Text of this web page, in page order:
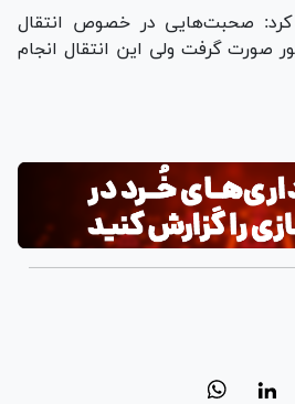
کرد: صحبت‌هایی در خصوص انتقال
صورت گرفت ولی این انتقال انجام